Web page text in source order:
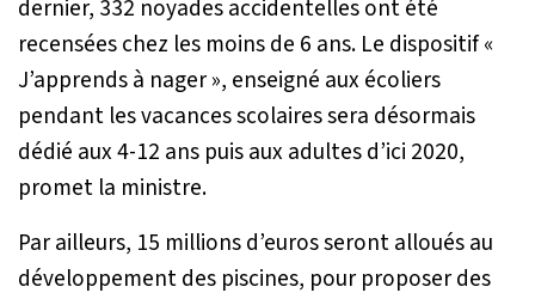
dernier, 332 noyades accidentelles ont été
recensées chez les moins de 6 ans. Le dispositif «
J’apprends à nager », enseigné aux écoliers
pendant les vacances scolaires sera désormais
dédié aux 4-12 ans puis aux adultes d’ici 2020,
promet la ministre.
Par ailleurs, 15 millions d’euros seront alloués au
développement des piscines, pour proposer des